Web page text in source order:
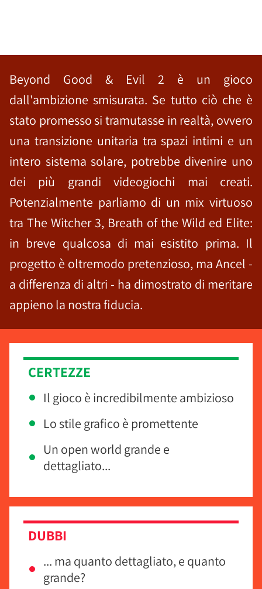
Beyond Good & Evil 2 è un gioco
dall'ambizione smisurata. Se tutto ciò che è
stato promesso si tramutasse in realtà, ovvero
una transizione unitaria tra spazi intimi e un
intero sistema solare, potrebbe divenire uno
dei più grandi videogiochi mai creati.
Potenzialmente parliamo di un mix virtuoso
tra The Witcher 3, Breath of the Wild ed Elite:
in breve qualcosa di mai esistito prima. Il
progetto è oltremodo pretenzioso, ma Ancel -
a differenza di altri - ha dimostrato di meritare
appieno la nostra fiducia.
CERTEZZE
Il gioco è incredibilmente ambizioso
Lo stile grafico è promettente
Un open world grande e
dettagliato...
DUBBI
... ma quanto dettagliato, e quanto
grande?